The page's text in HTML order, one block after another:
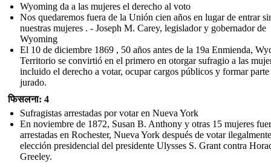
Wyoming da a las mujeres el derecho al voto
Nos quedaremos fuera de la Unión cien años en lugar de entrar
nuestras mujeres . - Joseph M. Carey, legislador y gobernador de
Wyoming
El 10 de diciembre 1869 , 50 años antes de la 19a Enmienda,
Territorio se convirtió en el primero en otorgar sufragio a las
incluido el derecho a votar, ocupar cargos públicos y formar parte
jurado.
फिसलना: 4
Sufragistas arrestadas por votar en Nueva York
En noviembre de 1872, Susan B. Anthony y otras 15 mujeres
arrestadas en Rochester, Nueva York después de votar
elección presidencial del presidente Ulysses S. Grant contra
Greeley.